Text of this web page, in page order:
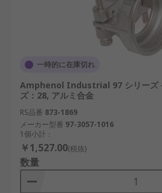
一時的に在庫切れ
Amphenol Industrial 97 シリーズ
ズ：28, アルミ合金
RS品番 873-1869
メーカー型番 97-3057-1016
1個小計：
￥1,527.00(税抜)
数量